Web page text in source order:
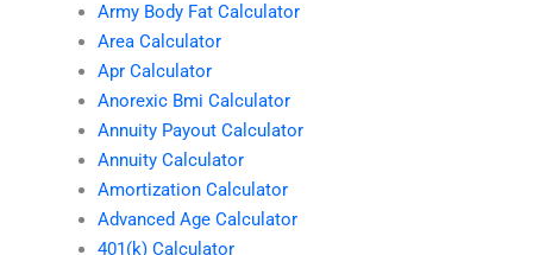
Army Body Fat Calculator
Area Calculator
Apr Calculator
Anorexic Bmi Calculator
Annuity Payout Calculator
Annuity Calculator
Amortization Calculator
Advanced Age Calculator
401(k) Calculator